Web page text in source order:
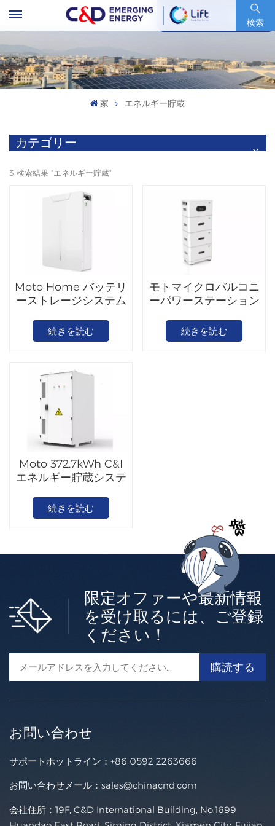
検索
銘柄コード : 600153.SH
家 エネルギー貯蔵
カテゴリー
3 検索結果 "エネルギー貯蔵"
Moto Home バッテリ
ーストレージシステム
続きを読む
モトマイクロバルコニ
ーパワーステーション
続きを読む
Moto 372.7kWh C&I
エネルギー貯蔵システ
続きを読む
限定オファーや最新情報
を受け取るには、ご登録
ください！
お問い合わせ
サポートホットライン： +86 0592 2263666
お問い合わせメール： sales@chinacnd.com
会社住所：19F, C&D International Building, No.1699